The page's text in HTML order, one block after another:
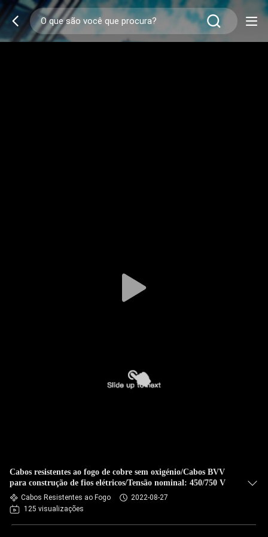
Cabos resistentes ao fogo de cobre sem oxigénio/Cabos BVV
para construção de fios elétricos/Tensão nominal: 450/750 V
Cabos Resistentes ao Fogo
2022-08-27
125 visualizações